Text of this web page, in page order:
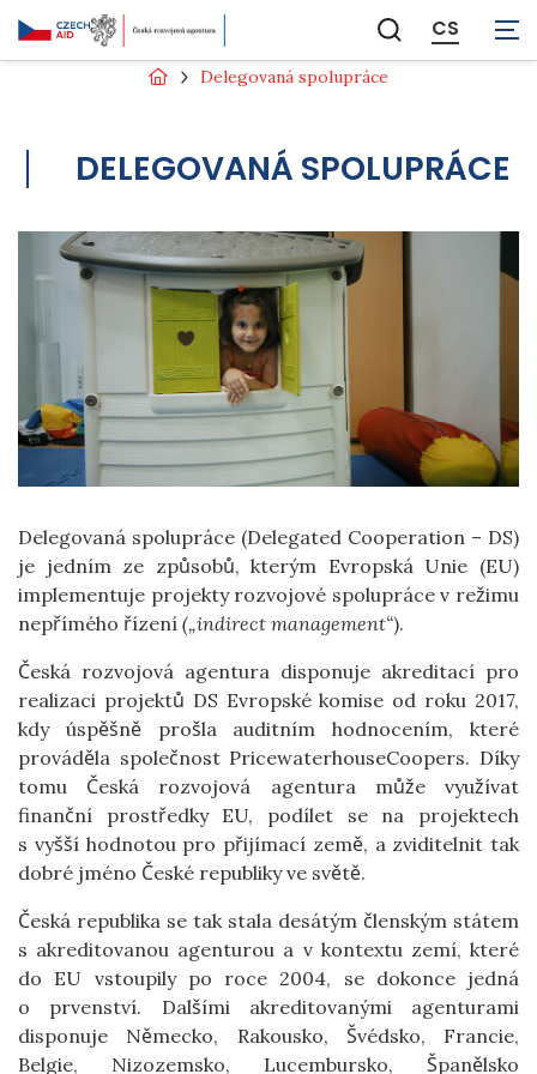
Zobrazit
vyhledávání
CS
Delegovaná spolupráce
DELEGOVANÁ SPOLUPRÁCE
Delegovaná spolupráce (Delegated Cooperation – DS)
je jedním ze způsobů, kterým Evropská Unie (EU)
implementuje projekty rozvojové spolupráce v režimu
nepřímého řízení („indirect management“).
Česká rozvojová agentura disponuje akreditací pro
realizaci projektů DS Evropské komise od roku 2017,
kdy úspěšně prošla auditním hodnocením, které
prováděla společnost PricewaterhouseCoopers. Díky
tomu Česká rozvojová agentura může využívat
finanční prostředky EU, podílet se na projektech
s vyšší hodnotou pro přijímací země, a zviditelnit tak
dobré jméno České republiky ve světě.
Česká republika se tak stala desátým členským státem
s akreditovanou agenturou a v kontextu zemí, které
do EU vstoupily po roce 2004, se dokonce jedná
o prvenství. Dalšími akreditovanými agenturami
disponuje Německo, Rakousko, Švédsko, Francie,
Belgie, Nizozemsko, Lucembursko, Španělsko